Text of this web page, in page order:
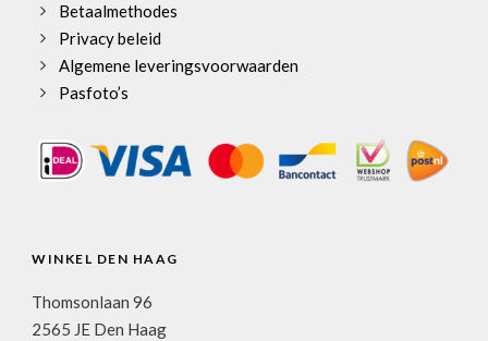
Betaalmethodes
Privacy beleid
Algemene leveringsvoorwaarden
Pasfoto’s
WINKEL DEN HAAG
Thomsonlaan 96
2565 JE Den Haag